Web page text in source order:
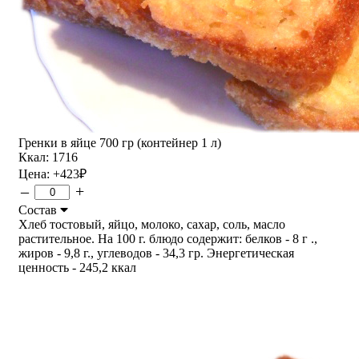
Гренки в яйце 700 гр (контейнер 1 л)
Ккал: 1716
Цена: +423₽
– +
Состав
Хлеб тостовый, яйцо, молоко, сахар, соль, масло
растительное. На 100 г. блюдо содержит: белков - 8 г .,
жиров - 9,8 г., углеводов - 34,3 гр. Энергетическая
ценность - 245,2 ккал